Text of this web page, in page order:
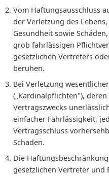
Vom Haftungsausschluss
der Verletzung des
Gesundheit sowie
grob fahrlässigen
gesetzlichen Vertreters
beruhen.
Bei Verletzung
(„Kardinalpflichten"),
Vertragszwecks
einfacher Fahrlässigkeit,
Vertragsschluss
Schaden.
Die
gesetzlichen Vertreter und